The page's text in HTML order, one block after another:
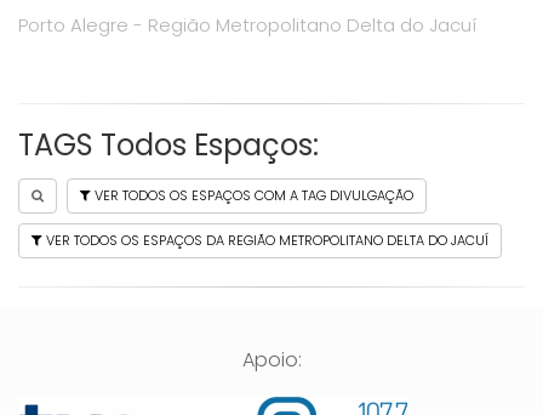
Porto Alegre - Região Metropolitano Delta do Jacuí
TAGS Todos Espaços:
VER TODOS OS ESPAÇOS COM A TAG DIVULGAÇÃO
VER TODOS OS ESPAÇOS DA REGIÃO METROPOLITANO DELTA DO JACUÍ
Apoio: